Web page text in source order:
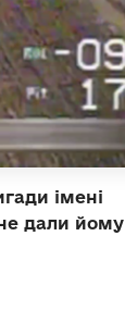
імені
дали йому